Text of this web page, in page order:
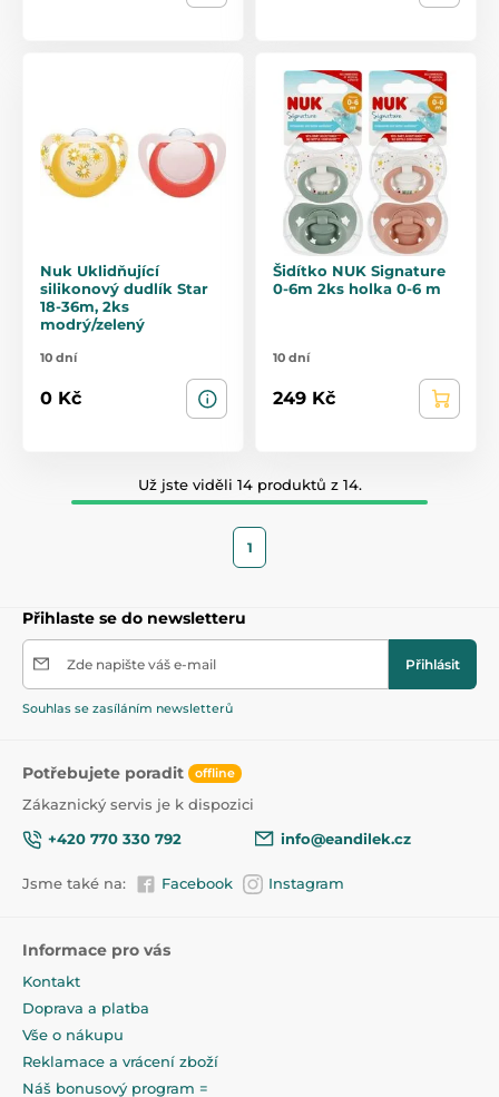
Nuk Uklidňující
silikonový dudlík Star
18-36m, 2ks
modrý/zelený
10 dní
0 Kč
Šidítko NUK Signature
0-6m 2ks holka 0-6 m
10 dní
249 Kč
Už jste viděli 14 produktů z 14.
1
Přihlaste se do newsletteru
Zde napište váš e-mail Přihlásit
Souhlas se zasíláním newsletterů
Potřebujete poradit offline
Zákaznický servis je k dispozici
+420 770 330 792
info@eandilek.cz
Jsme také na: Facebook Instagram
Informace pro vás
Kontakt
Doprava a platba
Vše o nákupu
Reklamace a vrácení zboží
Náš bonusový program =